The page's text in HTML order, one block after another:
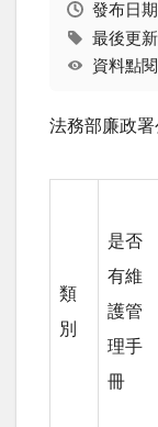
發布日期
最後更
資料點
法務部廉政
類
別
是否
有維
護管
理手
冊